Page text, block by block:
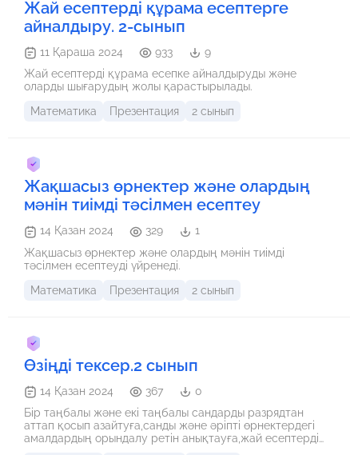
Жай есептерді құрама есептерге
айналдыру. 2-сынып
11 Қараша 2024 933
9
Жай есептерді құрама есепке айналдыруды және
оларды шығарудың жолы қарастырылады.
Математика
Презентация 2 сынып
Жақшасыз өрнектер және олардың
мәнін тиімді тәсілмен есептеу
14 Қазан 2024 329
1
Жақшасыз өрнектер және олардың мәнін тиімді
тәсілмен есептеуді үйренеді.
Математика
Презентация 2 сынып
Өзіңді тексер.2 сынып
14 Қазан 2024 367
0
Бір таңбалы және екі таңбалы сандарды разрядтан
аттап қосып азайтуға,санды және әріпті өрнектердегі
амалдардың орындалу ретін анықтауға,жай есептерді